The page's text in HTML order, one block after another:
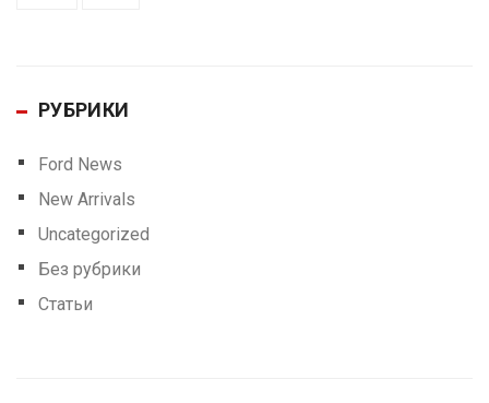
РУБРИКИ
Ford News
New Arrivals
Uncategorized
Без рубрики
Статьи